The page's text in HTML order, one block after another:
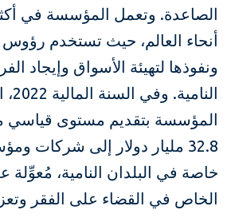
أنحاء العالم، حيث تستخدم رؤوس
ونفوذها لتهيئة الأسواق وإيجاد
المؤسسة بتقديم مستوى قياسي
32.8 مليار دولار إلى شركات
خاصة في البلدان النامية، مُعوِّلة
الخاص في القضاء على الفقر